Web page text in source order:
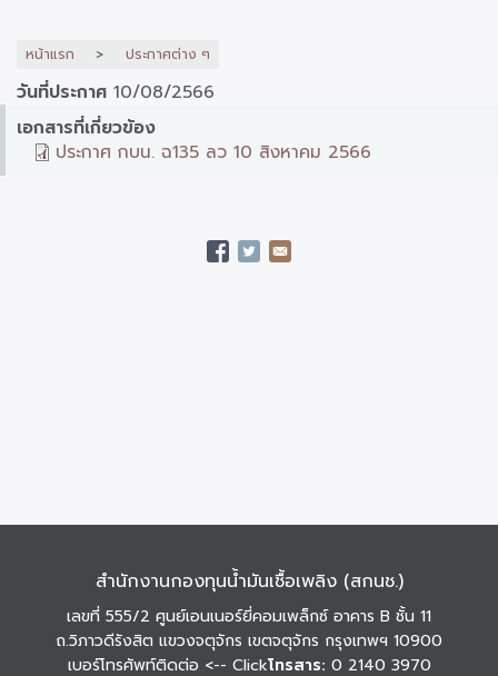
หน้าแรก ประกาศต่าง ๆ
วันที่ประกาศ 10/08/2566
เอกสารที่เกี่ยวข้อง
ประกาศ กบน. ฉ135 ลว 10 สิงหาคม 2566
สำนักงานกองทุนน้ำมันเชื้อเพลิง (สกนช.)
เลขที่ 555/2 ศูนย์เอนเนอร์ยี่คอมเพล็กซ์ อาคาร B ชั้น 11
ถ.วิภาวดีรังสิต แขวงจตุจักร เขตจตุจักร กรุงเทพฯ 10900
เบอร์โทรศัพท์ติดต่อ <-- Clickโทรสาร: 0 2140 3970